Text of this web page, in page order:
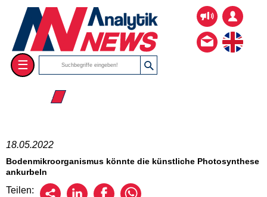
☰
☰ 2022
18.05.2022
Bodenmikroorganismus könnte die künstliche Photosynthese
ankurbeln
Teilen: